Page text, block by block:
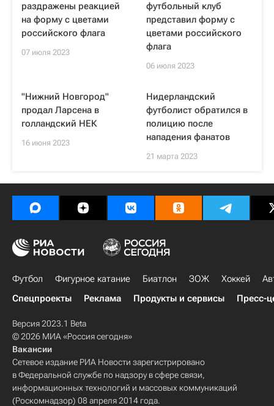
раздражены реакцией
на форму с цветами
российского флага
07 июля 2023
футбольный клуб
представил форму с
цветами российского
флага
06 июля 2023
"Нижний Новгород"
продал Ларсена в
голландский НЕК
16 июня 2023
Нидерландский
футболист обратился в
полицию после
нападения фанатов
21 марта 2023
Футбол Фигурное катание Биатлон ЗОЖ Хоккей
Спецпроекты
Реклама Продукты и сервисы Пресс-
Версия 2023.1 Beta
© 2026 МИА «Россия сегодня»
Вакансии
Сетевое издание РИА Новости зарегистрировано
в Федеральной службе по надзору в сфере связи,
информационных технологий и массовых коммуникаций
(Роскомнадзор) 08 апреля 2014 года.